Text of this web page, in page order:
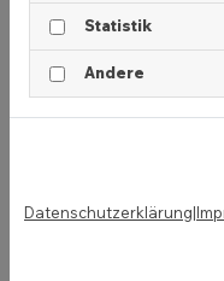
– Vinylboden
– PVC Belag
– Teppichboden
Statistik
Andere
Datenschutzerklärung|